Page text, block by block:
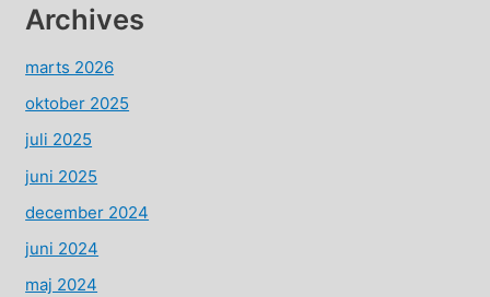
Archives
marts 2026
oktober 2025
juli 2025
juni 2025
december 2024
juni 2024
maj 2024